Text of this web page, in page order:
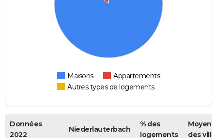
Maisons
Appartements
Autres types de logements
Données
2022
Niederlauterbach
% des
logements
des